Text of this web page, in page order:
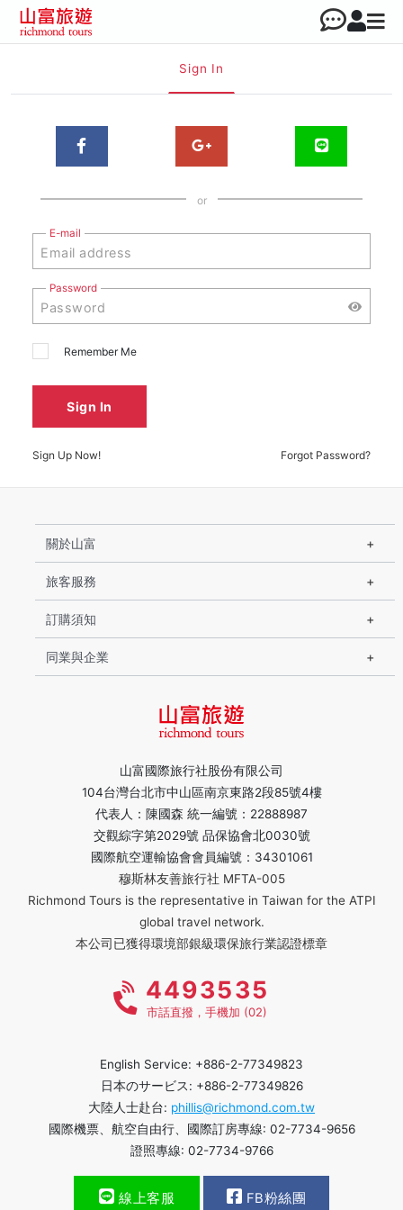
Sign In
or
E-mail
Password
Remember Me
Sign In
Sign Up Now! Forgot Password?
山富國際旅行社股份有限公司
104台灣台北市中山區南京東路2段85號4樓
代表人：陳國森 統一編號：22888987
交觀綜字第2029號 品保協會北0030號
國際航空運輸協會會員編號：34301061
穆斯林友善旅行社 MFTA-005
Richmond Tours is the representative in Taiwan for the ATPI
global travel network.
本公司已獲得環境部銀級環保旅行業認證標章
關於山富
旅客服務
訂購須知
同業與企業
4493535
市話直撥，手機加 (02)
English Service: +886-2-77349823
日本のサービス: +886-2-77349826
大陸人士赴台: phillis@richmond.com.tw
國際機票、航空自由行、國際訂房專線: 02-7734-9656
證照專線: 02-7734-9766
線上客服 FB粉絲團